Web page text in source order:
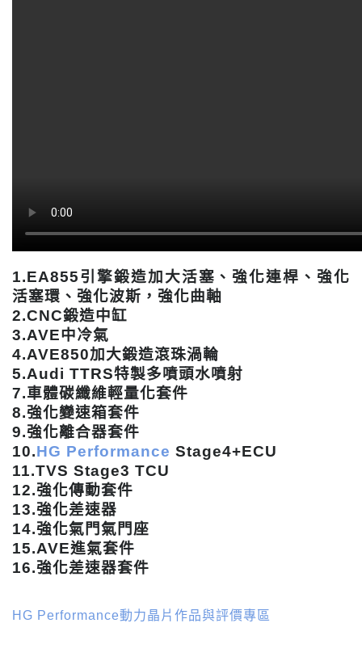
1.EA855引擎鍛造加大活塞、強化連桿、強化
活塞環、強化波斯，強化曲軸
2.CNC鍛造中缸
3.AVE中冷氣
4.AVE850加大鍛造滾珠渦輪
5.Audi TTRS特製多噴頭水噴射
7.車體碳纖維輕量化套件
8.強化變速箱套件
9.強化離合器套件
10.HG Performance Stage4+ECU
11.TVS Stage3 TCU
12.強化傳動套件
13.強化差速器
14.強化氣門氣門座
15.AVE進氣套件
16.強化差速器套件
HG Performance動力晶片作品與評價專區